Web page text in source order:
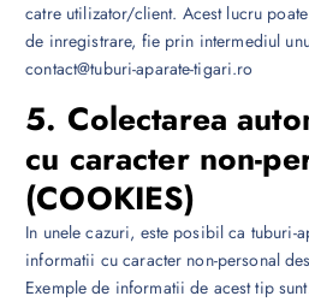
catre utilizator/client. Acest lucru
de inregistrare, fie prin intermediul
contact@tuburi-aparate-tigari.ro
5. Colectarea
cu caracter non-
(COOKIES)
In unele cazuri, este posibil ca tuburi-
informatii cu caracter non-personal
Exemple de informatii de acest tip